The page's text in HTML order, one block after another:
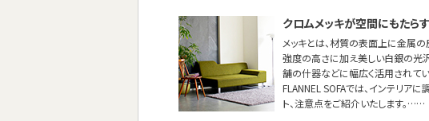
クロムメッキが空間にもたら
メッキとは、材質の表面上に金属
強度の高さに加え美しい白銀の光
舗の什器などに幅広く活用されてい
FLANNEL SOFAでは、インテリア
ト、注意点をご紹介いたします。……